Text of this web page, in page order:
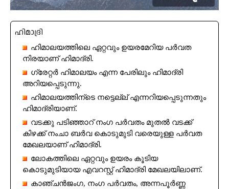
ഹിമാദ്രി
ഹിമാലയത്തിലെ ഏറ്റവും ഉയരമേറിയ പർവത
നിരയാണ് ഹിമാദ്രി.
ഗ്രേറ്റർ ഹിമാലയം എന്ന പേരിലും ഹിമാദ്രി
അറിയപ്പെടുന്നു.
ഹിമാലയത്തിന്ടെ നട്ടെല്ല് എന്നറിയപ്പെടുന്നതും
ഹിമാദ്രിയാണ്.
വടക്കു പടിഞ്ഞാറ് നംഗ പർവതം മുതൽ വടക്ക്
കിഴക്ക് നംചാ ബർവ കൊടുമുടി വരെയുള്ള പർവത
മേഖലയാണ് ഹിമാദ്രി.
ലോകത്തിലെ ഏറ്റവും ഉയരം കൂടിയ
കൊടുമുടിയായ എവറസ്റ്റ് ഹിമാദ്രി മേഖലയിലാണ്.
കാഞ്ചൻജംഗ, നംഗ പർവതം, അന്നപൂർണ്ണ